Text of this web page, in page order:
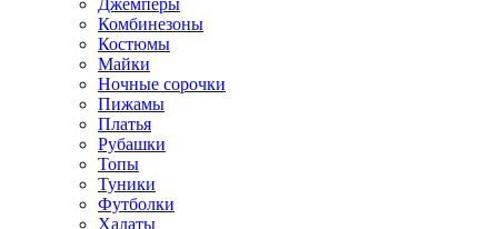
Комбинезоны
Костюмы
Майки
Ночные сорочки
Пижамы
Платья
Рубашки
Топы
Туники
Футболки
Халаты